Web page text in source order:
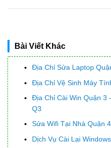
Bài Viết Khác
Địa Chỉ Sửa Laptop
Địa Chỉ Vệ Sinh Máy
Địa Chỉ Cài Win Quận 3
Q3
Sửa Wifi Tại Nhà Quận 4
Dịch Vụ Cài Lại